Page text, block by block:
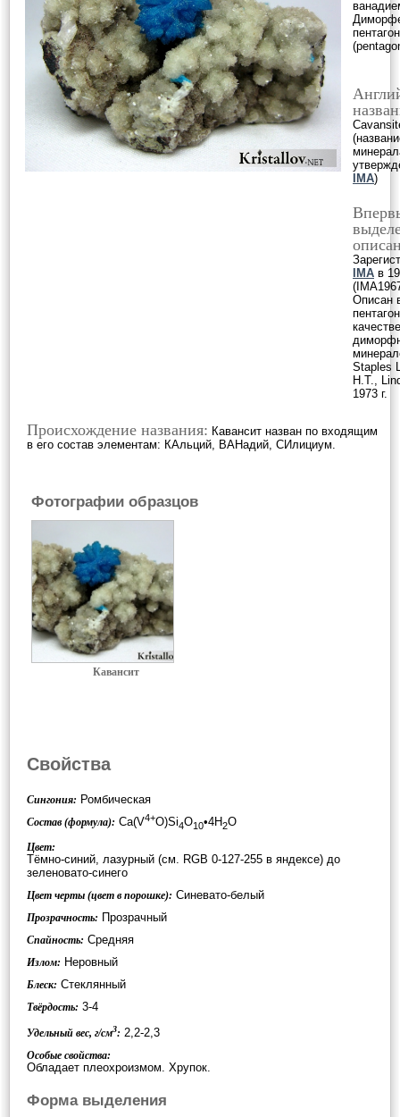
IMA)
IMA в
Описан
Staples
H.T.,
1973 г.
Происхождение названия: Кавансит назван по входящим
в его состав элементам: КАльций, ВАНадий, СИлициум.
Фотографии образцов
Кавансит
Свойства
Сингония: Ромбическая
Состав (формула): Ca(V4+O)Si4O10•4H2O
Цвет:
Тёмно-синий, лазурный (см. RGB 0-127-255 в яндексе) до
зеленовато-синего
Цвет черты (цвет в порошке): Синевато-белый
Прозрачность: Прозрачный
Спайность: Средняя
Излом: Неровный
Блеск: Стеклянный
Твёрдость: 3-4
Удельный вес, г/см3: 2,2-2,3
Особые свойства:
Обладает плеохроизмом. Хрупок.
Форма выделения